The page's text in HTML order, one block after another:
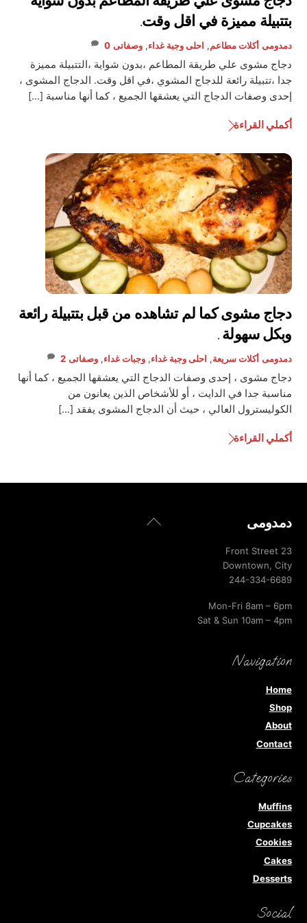
بتتبيلة مميزة في اقل وقت.
دمدومى أكلات مطاعم, احلى وجبة غداء,وصفاتى 0
دجاج مشوى علي طريقة المطاعم ،بدون شواية ،التتبيلة مميزة
جدا ،تتبيلة رائعة للدجاج المشوي ،في اقل وقت. الدجاج المشوى ،
إحدى وصفات الدجاج التي يعشقها الجميع ، كما أنها مناسبة […]
أكملي القراءة
دجاج مشوى كما لم تشاهده من قبل بتتبيلة رائعة
وبكل سهولة .
دمدومى أكلات سريعة, احلى وجبة غداء,وجبات غداء,وصفاتى 2
دجاج مشوى ، إحدى وصفات الدجاج التي يعشقها الجميع ، كما أنها
مناسبة جدا في الدايت ، أو للأشخاص الذين يعانون من
الكوليسترول العالي ، حيث أن الدجاج المشوى يفقد […]
أكملي القراءة
Back
دمدومى
23 Front Street
Downtown, City
244-334-6689
Mon-Fri 8am – 6pm
Sat & Sun 10am – 4pm
Navigation
Home
Shop
About
Contact
Categories
Muffins
Cupcakes
Cookies
Cakes
Desserts
Social